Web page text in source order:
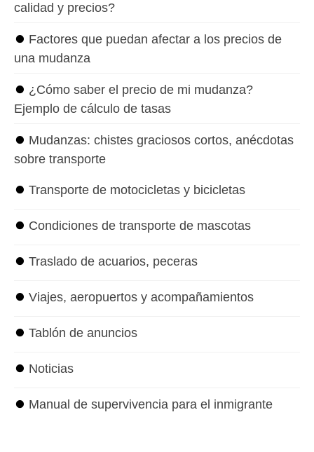
calidad y precios?
⏺ Factores que puedan afectar a los precios de
una mudanza
⏺ ¿Cómo saber el precio de mi mudanza?
Ejemplo de cálculo de tasas
⏺ Mudanzas: chistes graciosos cortos, anécdotas
sobre transporte
⏺ Transporte de motocicletas y bicicletas
⏺ Condiciones de transporte de mascotas
⏺ Traslado de acuarios, peceras
⏺ Viajes, aeropuertos y acompañamientos
⏺ Tablón de anuncios
⏺ Noticias
⏺ Manual de supervivencia para el inmigrante